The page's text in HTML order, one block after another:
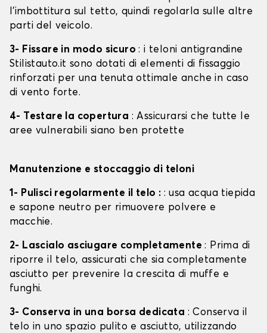
l'imbottitura sul tetto, quindi regolarla sulle altre
parti del veicolo.
3- Fissare in modo sicuro: i teloni antigrandine
Stilistauto.it sono dotati di elementi di fissaggio
rinforzati per una tenuta ottimale anche in caso
di vento forte.
4- Testare la copertura : Assicurarsi che tutte le
aree vulnerabili siano ben protette
Manutenzione e stoccaggio di teloni
1- Pulisci regolarmente il telo : : usa acqua tiepida
e sapone neutro per rimuovere polvere e
macchie.
2- Lascialo asciugare completamente: Prima di
riporre il telo, assicurati che sia completamente
asciutto per prevenire la crescita di muffe e
funghi.
3- Conserva in una borsa dedicata : Conserva il
telo in uno spazio pulito e asciutto, utilizzando